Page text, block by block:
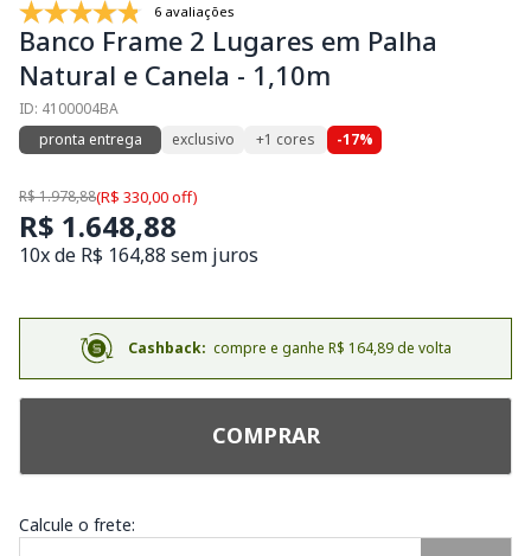
6 avaliações
Banco Frame 2 Lugares em Palha
Natural e Canela - 1,10m
ID: 4100004BA
pronta entrega
exclusivo +1 cores -17%
R$ 1.978,88(R$ 330,00 off)
R$ 1.648,88
10x de R$ 164,88 sem juros
Cashback: compre e ganhe R$ 164,89 de volta
COMPRAR
Calcule o frete: